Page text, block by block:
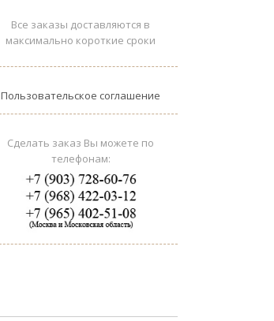
Все заказы доставляются в
максимально короткие сроки
Пользовательское соглашение
Сделать заказ Вы можете по
телефонам: